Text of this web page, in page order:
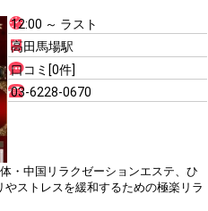
12:00 ～ ラスト
高田馬場駅
口コミ[0件]
03-6228-0670
・中国リラクゼーションエステ、ひ
ストレスを緩和するための極楽リラ